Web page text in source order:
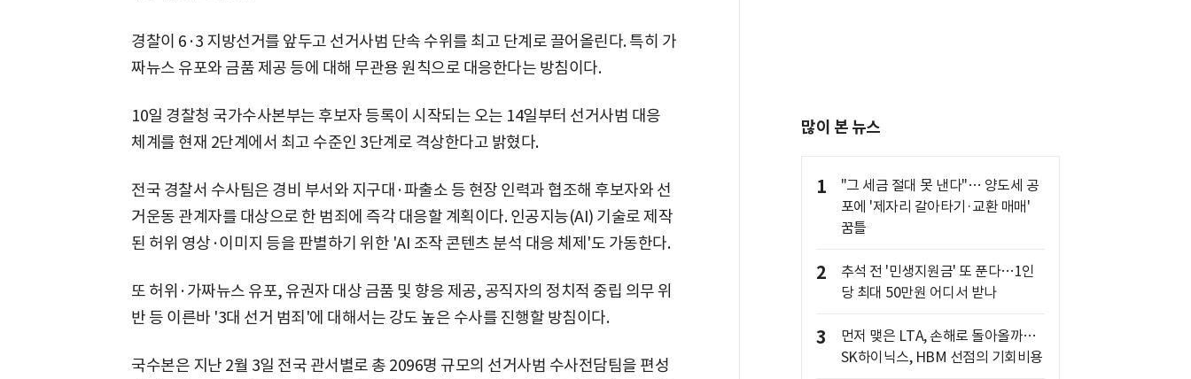
경찰이 6·3 지방선거를 앞두고 선거사범 단속 수위를 최고 단계로 끌어올린다. 특히 가
짜뉴스 유포와 금품 제공 등에 대해 무관용 원칙으로 대응한다는 방침이다.
10일 경찰청 국가수사본부는 후보자 등록이 시작되는 오는 14일부터 선거사범 대응
체계를 현재 2단계에서 최고 수준인 3단계로 격상한다고 밝혔다.
전국 경찰서 수사팀은 경비 부서와 지구대·파출소 등 현장 인력과 협조해 후보자와 선
거운동 관계자를 대상으로 한 범죄에 즉각 대응할 계획이다. 인공지능(AI) 기술로 제작
된 허위 영상·이미지 등을 판별하기 위한 'AI 조작 콘텐츠 분석 대응 체제'도 가동한다.
또 허위·가짜뉴스 유포, 유권자 대상 금품 및 향응 제공, 공직자의 정치적 중립 의무 위
반 등 이른바 '3대 선거 범죄'에 대해서는 강도 높은 수사를 진행할 방침이다.
국수본은 지난 2월 3일 전국 관서별로 총 2096명 규모의 선거사범 수사전담팀을 편성
많이 본 뉴스
1
"그 세금 절대 못 낸다"… 양도세 공
포에 '제자리 갈아타기·교환 매매'
꿈틀
2
추석 전 '민생지원금' 또 푼다…1인
당 최대 50만원 어디서 받나
3
먼저 맺은 LTA, 손해로 돌아올까…
SK하이닉스, HBM 선점의 기회비용